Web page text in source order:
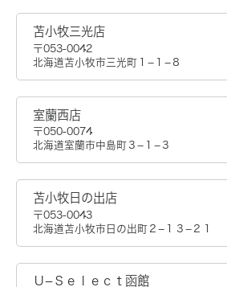
苫小牧三光店
〒053-0042
北海道苫小牧市三光町１−１−８
室蘭西店
〒050-0074
北海道室蘭市中島町３−１−３
苫小牧日の出店
〒053-0043
北海道苫小牧市日の出町２−１３−２１
Ｕ−Ｓｅｌｅｃｔ函館